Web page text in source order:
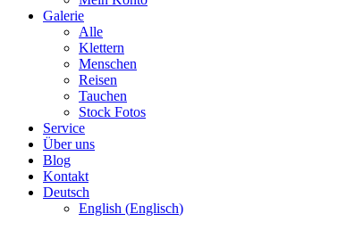
Galerie
Alle
Klettern
Menschen
Reisen
Tauchen
Stock Fotos
Service
Über uns
Blog
Kontakt
Deutsch
English (Englisch)